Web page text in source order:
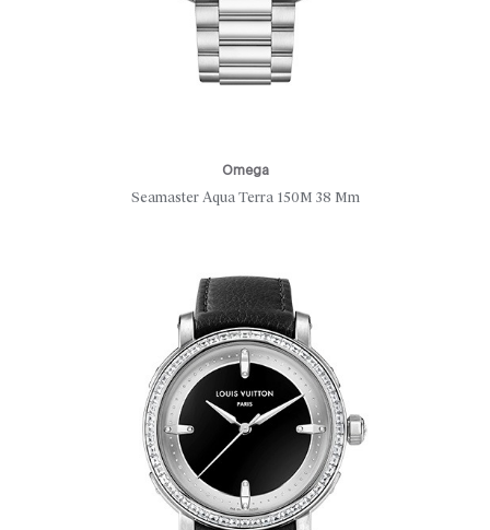
Omega
Seamaster Aqua Terra 150M 38 Mm